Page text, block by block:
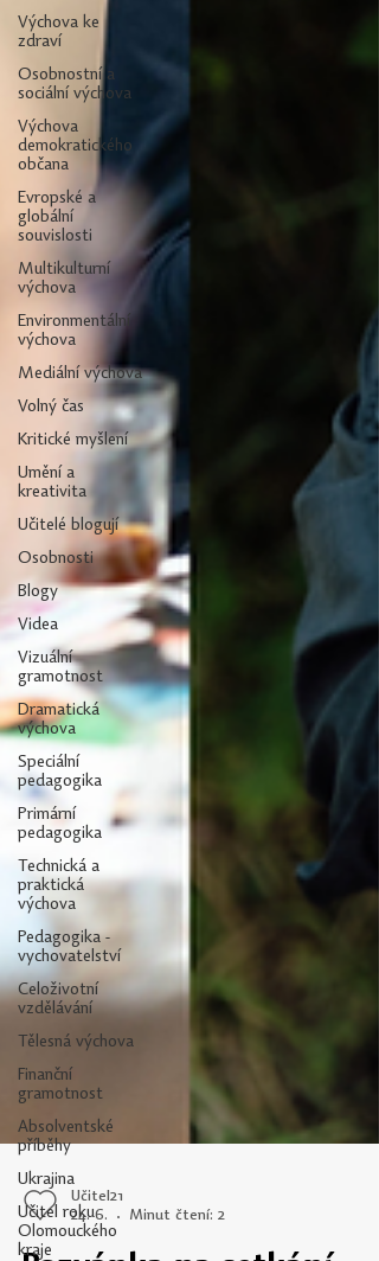
Výchova ke
zdraví
Osobnostní a
sociální výchova
Výchova
demokratického
občana
Evropské a
globální
souvislosti
Multikulturní
výchova
Environmentální
výchova
Mediální výchova
Volný čas
Kritické myšlení
Umění a
kreativita
Učitelé blogují
Osobnosti
Blogy
Videa
Vizuální
gramotnost
Dramatická
výchova
Speciální
pedagogika
Primární
pedagogika
Technická a
praktická
výchova
Pedagogika -
vychovatelství
Celoživotní
vzdělávání
Tělesná výchova
Finanční
gramotnost
Absolventské
příběhy
Ukrajina
Učitel roku
Olomouckého
kraje